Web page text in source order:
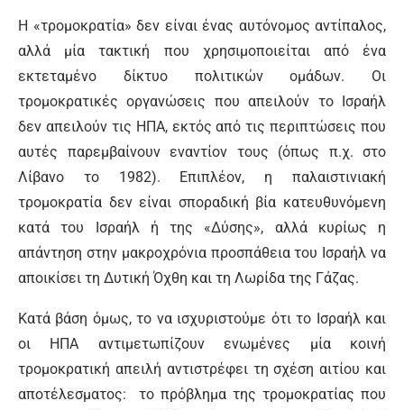
Η «τρομοκρατία» δεν είναι ένας αυτόνομος αντίπαλος,
αλλά μία τακτική που χρησιμοποιείται από ένα
εκτεταμένο δίκτυο πολιτικών ομάδων. Οι
τρομοκρατικές οργανώσεις που απειλούν το Ισραήλ
δεν απειλούν τις ΗΠΑ, εκτός από τις περιπτώσεις που
αυτές παρεμβαίνουν εναντίον τους (όπως π.χ. στο
Λίβανο το 1982). Επιπλέον, η παλαιστινιακή
τρομοκρατία δεν είναι σποραδική βία κατευθυνόμενη
κατά του Ισραήλ ή της «Δύσης», αλλά κυρίως η
απάντηση στην μακροχρόνια προσπάθεια του Ισραήλ να
αποικίσει τη Δυτική Όχθη και τη Λωρίδα της Γάζας.
Κατά βάση όμως, το να ισχυριστούμε ότι το Ισραήλ και
οι ΗΠΑ αντιμετωπίζουν ενωμένες μία κοινή
τρομοκρατική απειλή αντιστρέφει τη σχέση αιτίου και
αποτέλεσματος: το πρόβλημα της τρομοκρατίας που